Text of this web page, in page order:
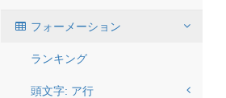
フォーメーション
ランキング
頭文字: ア行